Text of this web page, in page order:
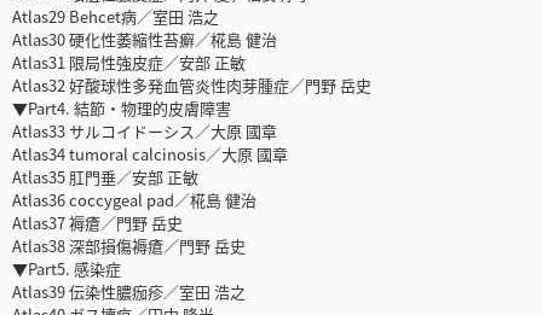
Atlas29 Behcet病／室田 浩之
Atlas30 硬化性萎縮性苔癬／椛島 健治
Atlas31 限局性強皮症／安部 正敏
Atlas32 好酸球性多発血管炎性肉芽腫症／門野 岳史
▼Part4. 結節・物理的皮膚障害
Atlas33 サルコイドーシス／大原 國章
Atlas34 tumoral calcinosis／大原 國章
Atlas35 肛門垂／安部 正敏
Atlas36 coccygeal pad／椛島 健治
Atlas37 褥瘡／門野 岳史
Atlas38 深部損傷褥瘡／門野 岳史
▼Part5. 感染症
Atlas39 伝染性膿痂疹／室田 浩之